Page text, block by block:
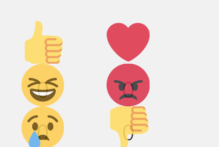
Палец
вверх!
0
Лайк!
0
Дикий
смех!
0
Агрессия!
0
Грусть :(
Палец
вниз!